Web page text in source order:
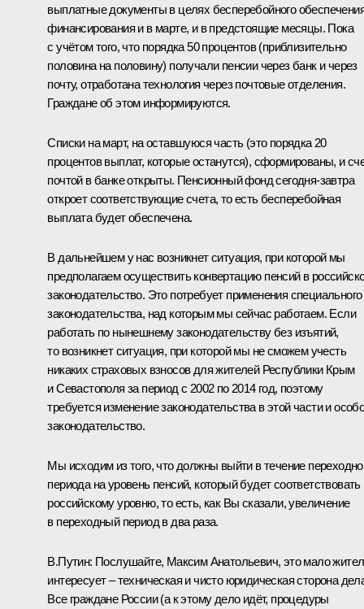
выплатные документы в целях бесперебойного
финансирования и в марте, и в предстоящие месяцы. Пока
с учётом того, что порядка 50 процентов (приблизительно
половина на половину) получали пенсии через банк и через
почту, отработана технология через почтовые отделения.
Граждане об этом информируются.
Списки на март, на оставшуюся часть (это порядка 20
процентов выплат, которые останутся), сформированы, и
почтой в банке открыты. Пенсионный фонд сегодня-завтра
откроет соответствующие счета, то есть бесперебойная
выплата будет обеспечена.
В дальнейшем у нас возникнет ситуация, при которой мы
предполагаем осуществить конвертацию пенсий в
законодательство. Это потребует применения специального
законодательства, над которым мы сейчас работаем. Если
работать по нынешнему законодательству без изъятий,
то возникнет ситуация, при которой мы не сможем учесть
никаких страховых взносов для жителей Республики Крым
и Севастополя за период с 2002 по 2014 год, поэтому
требуется изменение законодательства в этой части и
законодательство.
Мы исходим из того, что должны выйти в течение
периода на уровень пенсий, который будет соответствовать
российскому уровню, то есть, как Вы сказали, увеличение
в переходный период в два раза.
В.Путин: Послушайте, Максим Анатольевич, это мало
интересует – техническая и чисто юридическая сторона
Все граждане России (а к этому дело идёт, процедуры